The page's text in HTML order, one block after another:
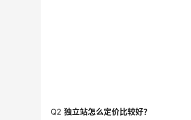
Q2 独立站怎么定价比较好？